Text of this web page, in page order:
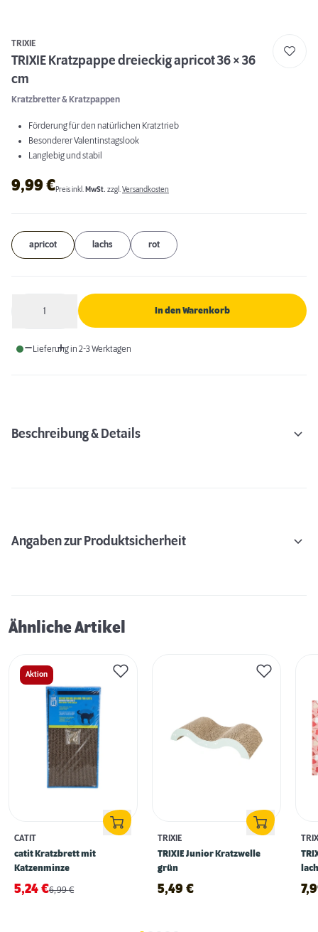
TRIXIE
TRIXIE Kratzpappe dreieckig apricot 36 × 36
cm
Kratzbretter & Kratzpappen
Förderung für den natürlichen Kratztrieb
Besonderer Valentinstagslook
Langlebig und stabil
9,99€Preis inkl. MwSt. zzgl.Versandkosten
apricot lachs rot
1 In den Warenkorb
Lieferung in 2-3 Werktagen
Beschreibung & Details
Angaben zur Produktsicherheit
Ähnliche Artikel
Aktion
CATIT
catit Kratzbrett mit
Katzenminze
5,24 €6,99€
TRIXIE
TRIXIE Junior Kratzwelle
grün
5,49 €